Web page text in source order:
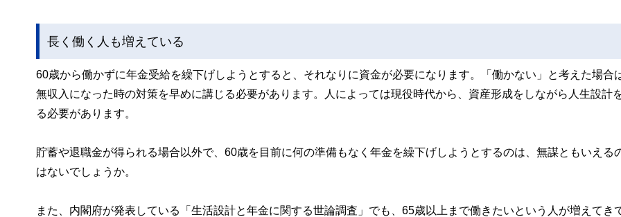
長く働く人も増えている
60歳から働かずに年金受給を繰下げしようとすると、それなりに資金が必要になります。「働かない」と考えた場合
無収入になった時の対策を早めに講じる必要があります。人によっては現役時代から、資産形成をしながら人生設計
る必要があります。
貯蓄や退職金が得られる場合以外で、60歳を目前に何の準備もなく年金を繰下げしようとするのは、無謀ともいえる
はないでしょうか。
また、内閣府が発表している「生活設計と年金に関する世論調査」でも、65歳以上まで働きたいという人が増えてき